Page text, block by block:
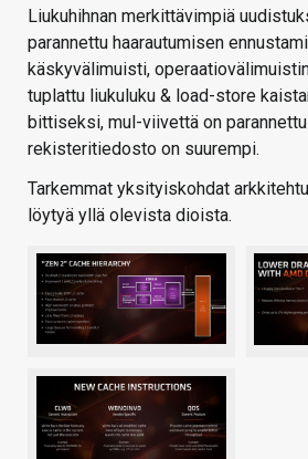
Liukuhihnan merkittävimpiä
parannettu haarautumisen
käskyvälimuisti,
tuplattu liukuluku & load-store
bittiseksi, mul-viivettä on
rekisteritiedosto on suurempi.
Tarkemmat yksityiskohdat
löytyä yllä olevista dioista.